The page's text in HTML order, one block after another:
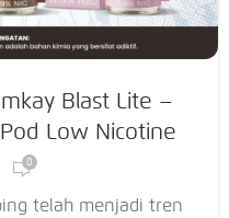
Blast Lite –
Low Nicotine
0
telah menjadi tren